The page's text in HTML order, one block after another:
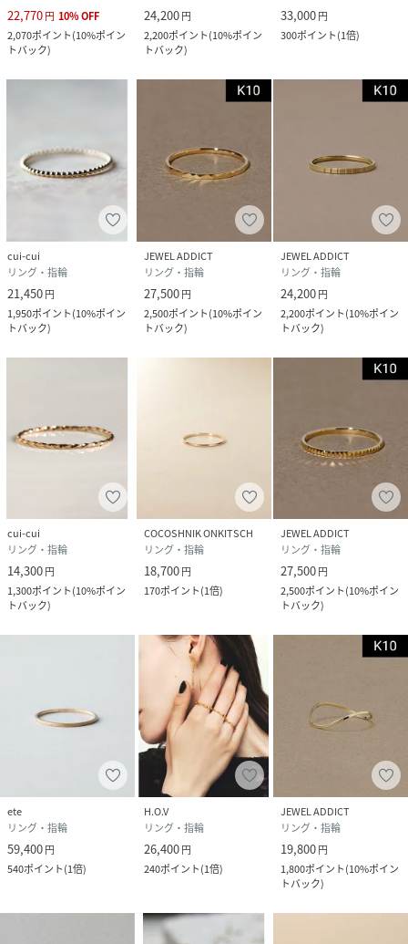
22,770円 10%OFF
2,070ポイント(10%ポイン
トバック)
24,200円
2,200ポイント(10%ポイン
トバック)
33,000円
300ポイント(1倍)
cui-cui
リング・指輪
21,450円
1,950ポイント(10%ポイン
トバック)
JEWEL ADDICT
リング・指輪
27,500円
2,500ポイント(10%ポイン
トバック)
JEWEL ADDICT
リング・指輪
24,200円
2,200ポイント(10%ポイン
トバック)
cui-cui
リング・指輪
14,300円
1,300ポイント(10%ポイン
トバック)
COCOSHNIK ONKITSCH
リング・指輪
18,700円
170ポイント(1倍)
JEWEL ADDICT
リング・指輪
27,500円
2,500ポイント(10%ポイン
トバック)
ete
リング・指輪
59,400円
540ポイント(1倍)
H.O.V
リング・指輪
26,400円
240ポイント(1倍)
JEWEL ADDICT
リング・指輪
19,800円
1,800ポイント(10%ポイン
トバック)